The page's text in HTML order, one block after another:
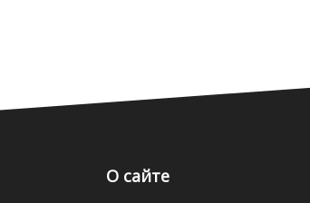
О сайте